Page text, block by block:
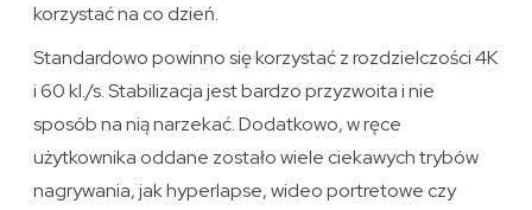
korzystać na co dzień.
Standardowo powinno się korzystać z rozdzielczości 4K
i 60 kl./s. Stabilizacja jest bardzo przyzwoita i nie
sposób na nią narzekać. Dodatkowo, w ręce
użytkownika oddane zostało wiele ciekawych trybów
nagrywania, jak hyperlapse, wideo portretowe czy